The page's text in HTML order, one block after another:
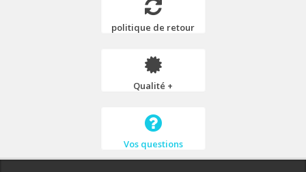
politique de retour
Qualité +
Vos questions